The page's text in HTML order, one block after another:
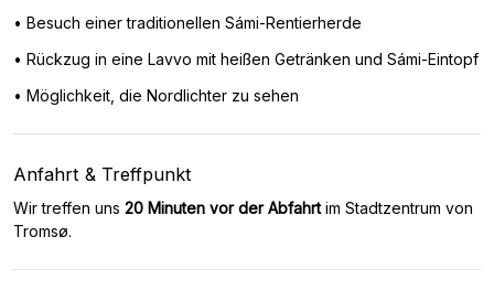
• Besuch einer traditionellen Sámi-Rentierherde
• Rückzug in eine Lavvo mit heißen Getränken und Sámi-Eintopf
• Möglichkeit, die Nordlichter zu sehen
Anfahrt & Treffpunkt
Wir treffen uns 20 Minuten vor der Abfahrtim Stadtzentrum von
Tromsø.